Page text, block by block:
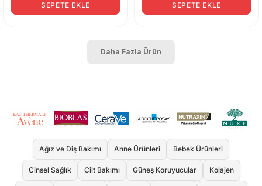
SEPETE EKLE SEPETE EKLE
Daha Fazla Ürün
Ağız ve Diş Bakımı Anne Ürünleri Bebek Ürünleri
Cinsel Sağlık Cilt Bakımı Güneş Koruyucular Kolajen